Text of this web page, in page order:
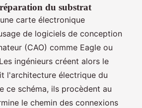
du substrat
carte électronique
de logiciels de conception
(CAO) comme Eagle ou
ingénieurs créent alors le
l'architecture électrique du
ce schéma, ils procèdent au
le chemin des connexions